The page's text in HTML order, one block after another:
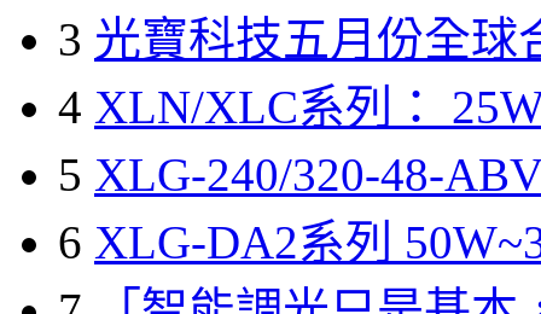
3 光寶科技五月份全球
4 XLN/XLC系列：
5 XLG-240/320-48-
6 XLG-DA2系列